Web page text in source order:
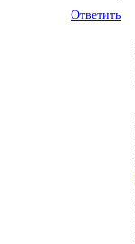
Ответить